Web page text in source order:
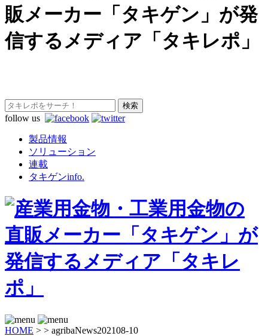
販メーカー「タキゲン」が発
信するメディア「タキレポ」
follow us
製品情報
ソリューション
連載
タキゲンinfo.
HOME > > agribaNews202108-10